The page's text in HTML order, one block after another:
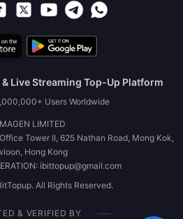
Live Streaming Top-Up Platform
Users Worldwide
LIMITED
Tower II, 625 Nathan Road, Mong Kok,
Hong Kong
ibittopup@gmail.com
All Rights Reserved.
& VERIFIED BY